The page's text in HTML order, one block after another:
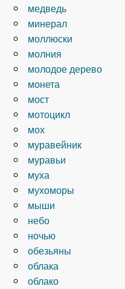
медведь
минерал
моллюски
молния
молодое дерево
монета
мост
мотоцикл
мох
муравейник
муравьи
муха
мухоморы
мыши
небо
ночью
обезьяны
облака
облако